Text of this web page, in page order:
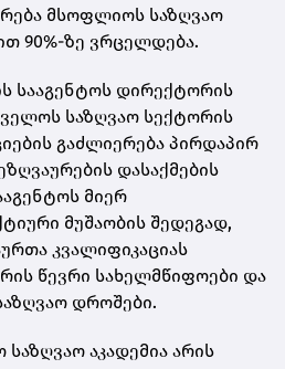
მსოფლიოს საზღვაო
90%-ზე ვრცელდება.
სააგენტოს დირექტორის
საზღვაო სექტორის
გაძლიერება პირდაპირ
დასაქმების
მიერ
მუშაობის შედეგად,
კვალიფიკაციას
წევრი სახელმწიფოები და
დროშები.
აკადემია არის